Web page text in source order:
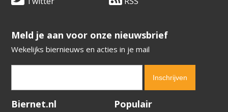
​​​​​​​Meld je aan voor onze nieuwsbrief
Wekelijks biernieuws en acties in je mail
Verification code:
Biernet.nl Populair